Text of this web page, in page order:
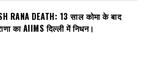
RANA DEATH: 13 साल कोमा के बाद
का AIIMS दिल्ली में निधन।